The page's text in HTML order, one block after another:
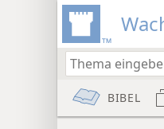
BIBEL